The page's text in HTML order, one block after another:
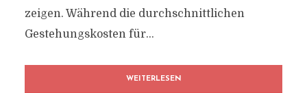
zeigen. Während die durchschnittlichen
Gestehungskosten für...
WEITERLESEN